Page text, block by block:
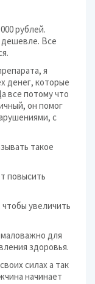
рублей.
Все
я
денег, которые
все потому что
он помог
с
такое
повысить
увеличить
для
здоровья.
силах а так
начинает